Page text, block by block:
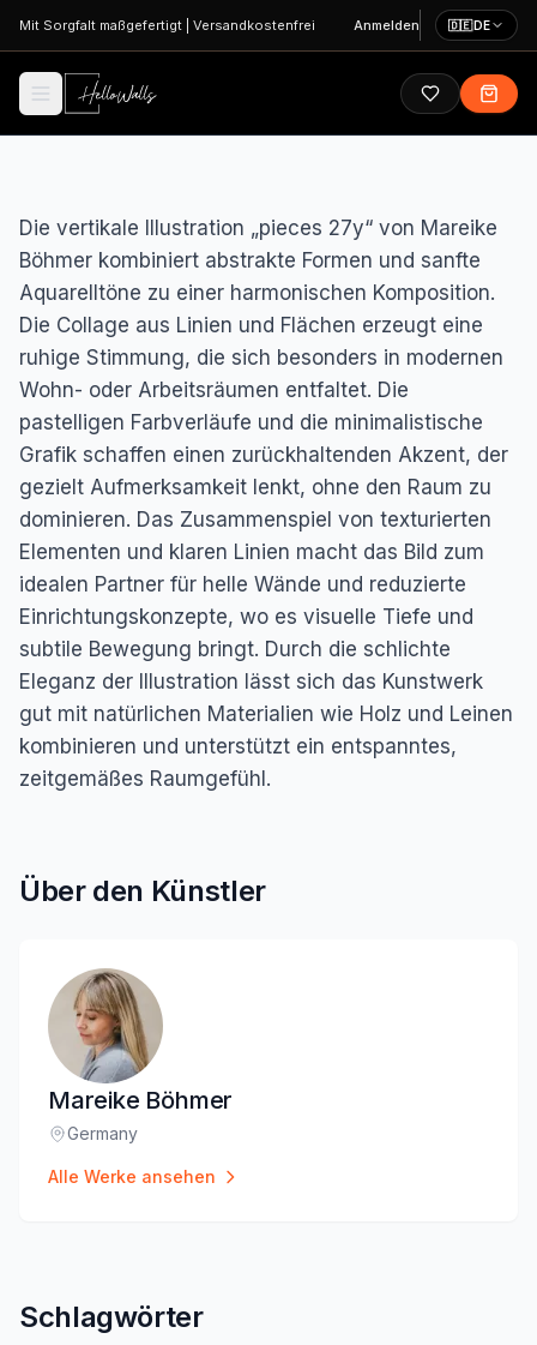
Zum Hauptinhalt springen
Mit Sorgfalt maßgefertigt Versandkostenfrei Anmelden 🇩🇪DE
Die vertikale Illustration „pieces 27y“ von Mareike
Böhmer kombiniert abstrakte Formen und sanfte
Aquarelltöne zu einer harmonischen Komposition.
Die Collage aus Linien und Flächen erzeugt eine
ruhige Stimmung, die sich besonders in modernen
Wohn- oder Arbeitsräumen entfaltet. Die
pastelligen Farbverläufe und die minimalistische
Grafik schaffen einen zurückhaltenden Akzent, der
gezielt Aufmerksamkeit lenkt, ohne den Raum zu
dominieren. Das Zusammenspiel von texturierten
Elementen und klaren Linien macht das Bild zum
idealen Partner für helle Wände und reduzierte
Einrichtungskonzepte, wo es visuelle Tiefe und
subtile Bewegung bringt. Durch die schlichte
Eleganz der Illustration lässt sich das Kunstwerk
gut mit natürlichen Materialien wie Holz und Leinen
kombinieren und unterstützt ein entspanntes,
zeitgemäßes Raumgefühl.
Über den Künstler
Mareike Böhmer
Standort:
Germany
Alle Werke ansehen
Schlagwörter